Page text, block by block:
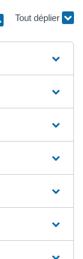
Tout déplier